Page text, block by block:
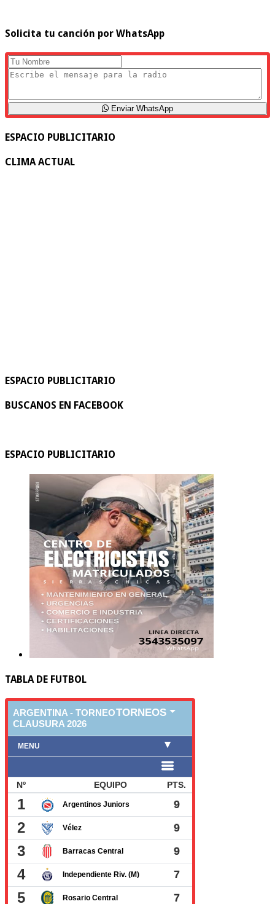
Solicita tu canción por WhatsApp
Enviar WhatsApp
ESPACIO PUBLICITARIO
CLIMA ACTUAL
ESPACIO PUBLICITARIO
BUSCANOS EN FACEBOOK
ESPACIO PUBLICITARIO
TABLA DE FUTBOL